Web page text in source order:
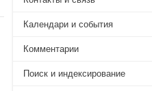
Календари и события
Комментарии
Поиск и индексирование